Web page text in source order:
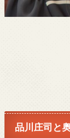
品川庄司と